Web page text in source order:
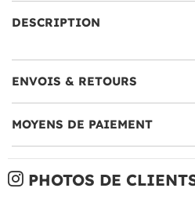
DESCRIPTION
ENVOIS & RETOURS
MOYENS DE PAIEMENT
PHOTOS DE